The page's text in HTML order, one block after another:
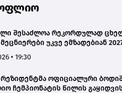
შესაძლოა რეკორდულად
უკვე ემზადებიან
• 19:30
ოფიციალური
ჩემპიონატის წილის